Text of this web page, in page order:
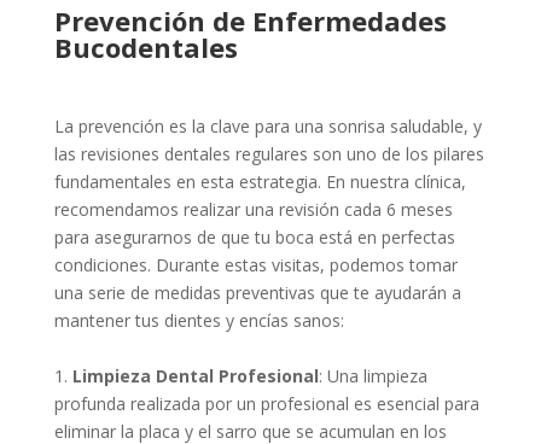
Prevención de Enfermedades
Bucodentales
La prevención es la clave para una sonrisa saludable, y
las revisiones dentales regulares son uno de los pilares
fundamentales en esta estrategia. En nuestra clínica,
recomendamos realizar una revisión cada 6 meses
para asegurarnos de que tu boca está en perfectas
condiciones. Durante estas visitas, podemos tomar
una serie de medidas preventivas que te ayudarán a
mantener tus dientes y encías sanos:
1. Limpieza Dental Profesional: Una limpieza
profunda realizada por un profesional es esencial para
eliminar la placa y el sarro que se acumulan en los